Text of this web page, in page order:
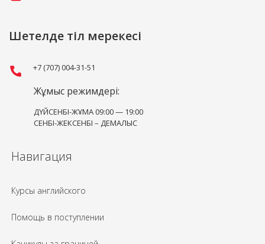
Шетелде тіл мерекесі
+7 (707) 004-31-51
Жұмыс режимдері:
ДҮЙСЕНБІ-ЖҰМА 09:00 — 19:00
СЕНБІ-ЖЕКСЕНБІ – ДЕМАЛЫС
Навигация
Курсы английского
Помощь в поступлении